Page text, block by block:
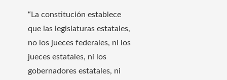
“La constitución establece
que las legislaturas estatales,
no los jueces federales, ni los
jueces estatales, ni los
gobernadores estatales, ni